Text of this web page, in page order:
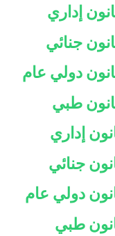
إداري
جنائي
دولي عام
طبي
إداري
جنائي
دولي عام
طبي